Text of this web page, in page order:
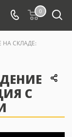
0
СКЛАДЕ:
С